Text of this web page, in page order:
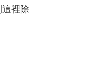
裡除